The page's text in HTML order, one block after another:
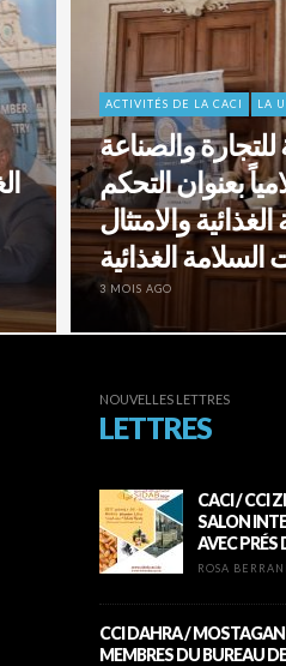
ACTIVITÉS DE LA CACI LA
للتجارة والصناعة
بعنوان التحكم
والامتثال
الغذائية
3 MOIS AGO
NOUVELLES LETTRES
LETTRES
CACI / CCI
SALON
AVEC PRÉS
ROSA
CCI DAHRA /
MEMBRES DU BUREAU